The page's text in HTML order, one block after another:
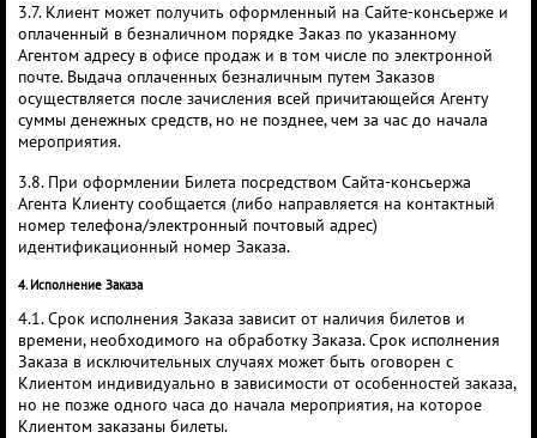
3.7. Клиент может получить оформленный на Сайте-консьерже и
оплаченный в безналичном порядке Заказ по указанному
Агентом адресу в офисе продаж и в том числе по электронной
почте. Выдача оплаченных безналичным путем Заказов
осуществляется после зачисления всей причитающейся Агенту
суммы денежных средств, но не позднее, чем за час до начала
мероприятия.
3.8. При оформлении Билета посредством Сайта-консьержа
Агента Клиенту сообщается (либо направляется на контактный
номер телефона/электронный почтовый адрес)
идентификационный номер Заказа.
4. Исполнение Заказа
4.1. Срок исполнения Заказа зависит от наличия билетов и
времени, необходимого на обработку Заказа. Срок исполнения
Заказа в исключительных случаях может быть оговорен с
Клиентом индивидуально в зависимости от особенностей заказа,
но не позже одного часа до начала мероприятия, на которое
Клиентом заказаны билеты.